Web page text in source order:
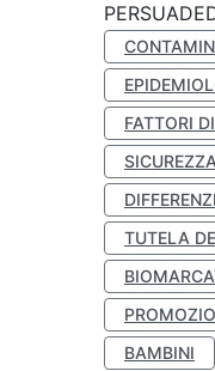
FATTORI
TUTELA
BAMBINI